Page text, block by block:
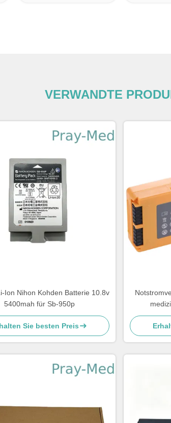
VERWANDTE
Ion Nihon Kohden Batterie 10.8v
5400mah für Sb-950p
Sie besten Preis